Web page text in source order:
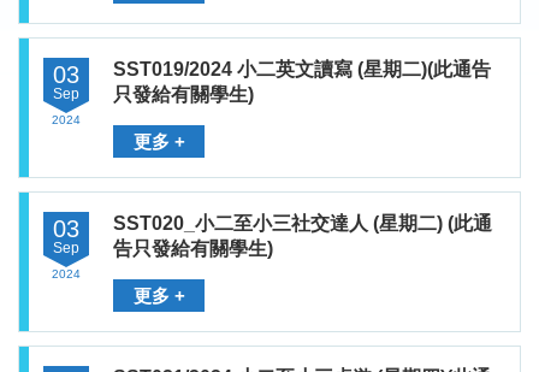
03
Sep
2024
SST019/2024 小二英文讀寫 (星期二)(此通告
只發給有關學生)
更多 +
03
Sep
2024
SST020_小二至小三社交達人 (星期二) (此通
告只發給有關學生)
更多 +